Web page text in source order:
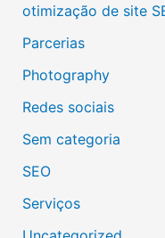
otimização de site
Parcerias
Photography
Redes sociais
Sem categoria
SEO
Serviços